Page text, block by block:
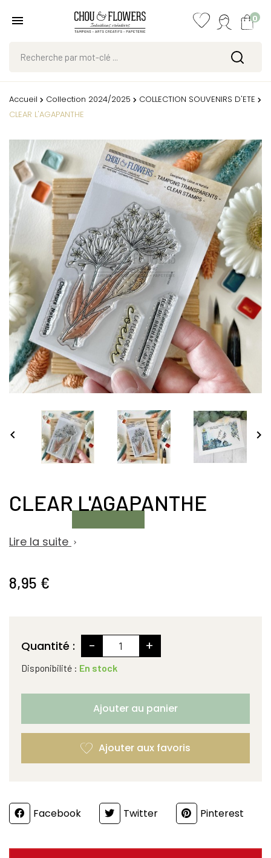
0
Accueil Collection 2024/2025
COLLECTION SOUVENIRS D'ETE
CLEAR L'AGAPANTHE
 
CLEAR L'AGAPANTHE
Lire la suite 
8,95 €
Quantité : - +
Disponibilité : En stock
Ajouter au panier
PartagerFacebook Twitter Pinterest